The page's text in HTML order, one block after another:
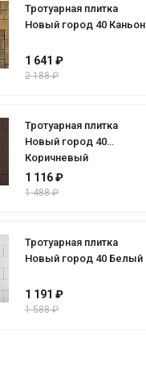
Тротуарная плитка
Новый город 40 Каньон
1 641 ₽
2 188 ₽
Тротуарная плитка
Новый город 40
Коричневый
1 116 ₽
1 488 ₽
Тротуарная плитка
Новый город 40 Белый
1 191 ₽
1 588 ₽